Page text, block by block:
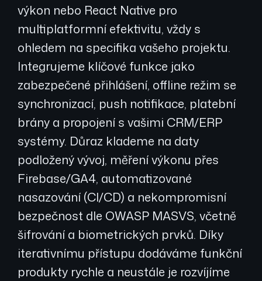
výkon nebo React Native pro
multiplatformní efektivitu, vždy s
ohledem na specifika vašeho projektu.
Integrujeme klíčové funkce jako
zabezpečené přihlášení, offline režim se
synchronizací, push notifikace, platební
brány a propojení s vašimi CRM/ERP
systémy. Důraz klademe na daty
podložený vývoj, měření výkonu přes
Firebase/GA4, automatizované
nasazování (CI/CD) a nekompromisní
bezpečnost dle OWASP MASVS, včetně
šifrování a biometrických prvků. Díky
iterativnímu přístupu dodáváme funkční
produkty rychle a neustále je rozvíjíme